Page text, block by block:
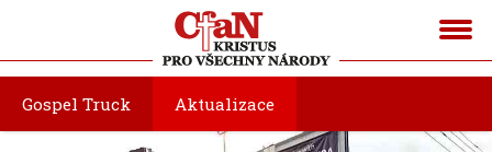
Gospel Truck Aktualizace